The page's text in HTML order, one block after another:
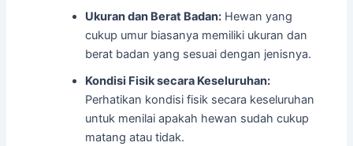
Ukuran dan Berat Badan: Hewan yang
cukup umur biasanya memiliki ukuran dan
berat badan yang sesuai dengan jenisnya.
Kondisi Fisik secara Keseluruhan:
Perhatikan kondisi fisik secara keseluruhan
untuk menilai apakah hewan sudah cukup
matang atau tidak.